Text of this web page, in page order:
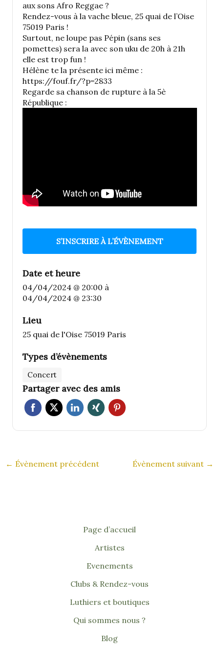
aux sons Afro Reggae ?
Rendez-vous à la vache bleue, 25 quai de l’Oise
75019 Paris !
Surtout, ne loupe pas Pépin (sans ses
pomettes) sera la avec son uku de 20h à 21h
elle est trop fun !
Hélène te la présente ici même :
https://fouf.fr/?p=2833
Regarde sa chanson de rupture à la 5è
République :
S’INSCRIRE À L’ÉVÈNEMENT
Date et heure
04/04/2024 @ 20:00 à
04/04/2024 @ 23:30
Lieu
25 quai de l'Oise 75019 Paris
Types d’évènements
Concert
Partager avec des amis
← Évènement précédent Évènement suivant →
Page d’accueil
Artistes
Evenements
Clubs & Rendez-vous
Luthiers et boutiques
Qui sommes nous ?
Blog